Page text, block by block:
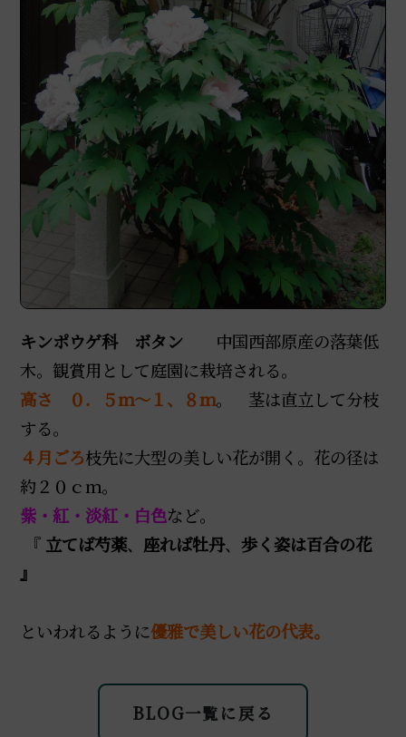
キンポウゲ科 ボタン 中国西部原産の落葉低
木。観賞用として庭園に栽培される。
高さ ０．５ｍ～１、８ｍ。 茎は直立して分枝
する。
４月ごろ枝先に大型の美しい花が開く。花の径は
約２０ｃｍ。
紫・紅・淡紅・白色など。
『 立てば芍薬、 座れば牡丹、 歩く姿は百合の花
』
といわれるように優雅で美しい花の代表。
BLOG一覧に戻る